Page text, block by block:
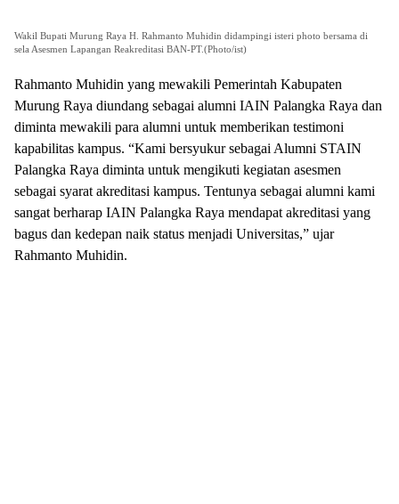
Wakil Bupati Murung Raya H. Rahmanto Muhidin didampingi isteri photo bersama di
sela Asesmen Lapangan Reakreditasi BAN-PT.(Photo/ist)
Rahmanto Muhidin yang mewakili Pemerintah Kabupaten
Murung Raya diundang sebagai alumni IAIN Palangka Raya dan
diminta mewakili para alumni untuk memberikan testimoni
kapabilitas kampus. “Kami bersyukur sebagai Alumni STAIN
Palangka Raya diminta untuk mengikuti kegiatan asesmen
sebagai syarat akreditasi kampus. Tentunya sebagai alumni kami
sangat berharap IAIN Palangka Raya mendapat akreditasi yang
bagus dan kedepan naik status menjadi Universitas,” ujar
Rahmanto Muhidin.